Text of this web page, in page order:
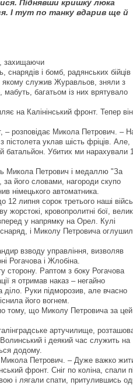
Піднявши кришку люка
І тут по танку вдарив ще й
захищаючи
і бомб, радянських бійців
якому служив Журавльов, зняли з
багатьом із них врятувало
на Калінінський фронт. Тепер він
– розповідає Микола Петрович. –
уклав шість фріців. Але,
батальйон. Убитих ми нарахували
Микола Петрович і медаллю "За
його словами, нагороди скупо
німецького автоматника.
липня сорок третього наші
кровопролитні бої,
у напрямку на Орел. Кулі
і Миколу Петровича
взводу управління, визволяв
Рогачова і Жлобіна.
сторону. Раптом з боку Рогачова
я отримав наказ – негайно
діло. Руки підморозив, але вчасно
його вогнем.
тому, що Миколу Петровича за цей
артучилище,
і деякий час служить на
додому.
Микола Петрович. – Дуже важко
фронт. Сніг по коліна, спали
і лягали спати, притулившись